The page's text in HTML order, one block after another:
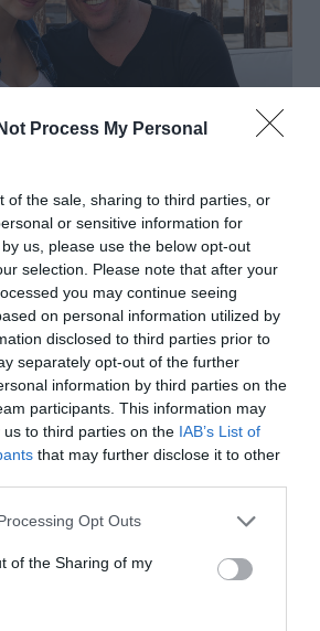
Process My Personal
of the sale, sharing to third parties, or
or sensitive information for
us, please use the below opt-out
selection. Please note that after your
you may continue seeing
on personal information utilized by
disclosed to third parties prior to
separately opt-out of the further
information by third parties on the
participants. This information may
to third parties on the IAB’s List of
that may further disclose it to other
website/app uses one or more Google
or usage behaviour. You may click to
to Google and its third-party tags to
specified purposes in below Google
Opt Outs
of the Sharing of my
az okozza, hogy
érkeznek, amelynek
természetes, hogy azt szeretnék,
meglenne. Tibi is nagyon
kislányát.
magam a feladatok alól, éjjel is
azt szeretném, ha féléves koráig
a mellkasomon – mondta.